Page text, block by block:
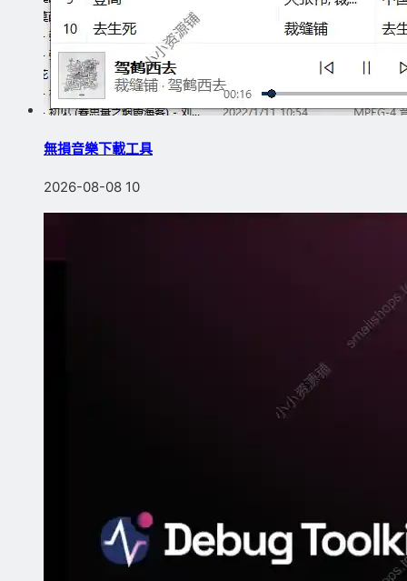
無損音樂下載工具
2026-08-08 10